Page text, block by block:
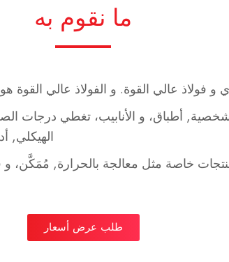
ما نقوم به
و فولاذ عالي القوة. و الفولاذ عالي القوة
, أطباق، و الأنابيب، تغطي درجات
الهيكلي,
خاصة مثل معالجة بالحرارة, مُمَكَّن، و
طلب عرض أسعار